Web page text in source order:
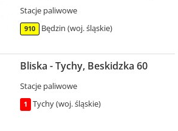
Stacje paliwowe
910 Będzin (woj. śląskie)
Bliska - Tychy, Beskidzka 60
Stacje paliwowe
1 Tychy (woj. śląskie)